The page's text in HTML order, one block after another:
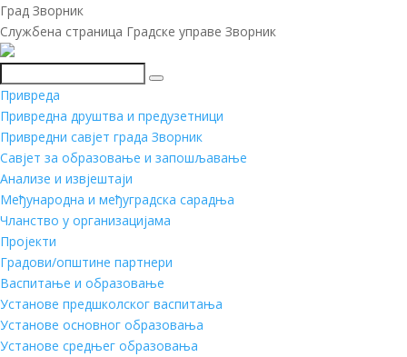
Град Зворник
Службена страница Градске управе Зворник
Претражи
Привреда
Привредна друштва и предузетници
Привредни савјет града Зворник
Савјет за образовање и запошљавање
Анализе и извјештаји
Међународна и међуградска сарадња
Чланство у организацијама
Пројекти
Градови/општине партнери
Васпитање и образовање
Установе предшколског васпитања
Установе основног образовања
Установе средњег образовања